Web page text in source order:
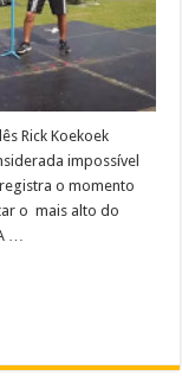
Rick Koekoek
impossível
o momento
o mais alto do
…